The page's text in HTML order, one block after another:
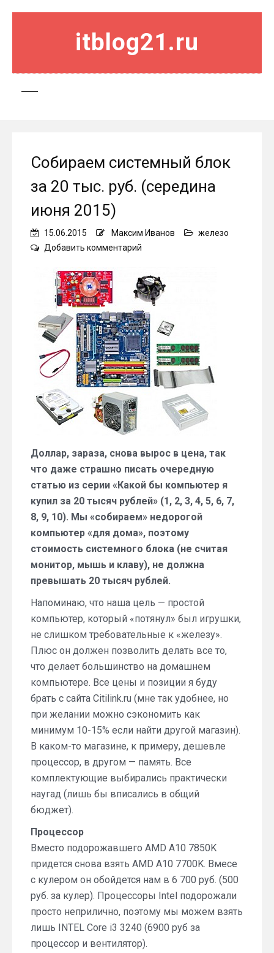
itblog21.ru
Собираем системный блок
за 20 тыс. руб. (середина
июня 2015)
15.06.2015 Максим Иванов
железо
Добавить комментарий
блок
за
20
тыс.
руб.
(середина
июня
2015)
Доллар, зараза, снова вырос в цена, так
что даже страшно писать очередную
статью из серии «Какой бы компьютер я
купил за 20 тысяч рублей» (1, 2, 3, 4, 5, 6, 7,
8, 9, 10). Мы «собираем» недорогой
компьютер «для дома», поэтому
стоимость системного блока (не считая
монитор, мышь и клаву), не должна
превышать 20 тысяч рублей.
Напоминаю, что наша цель — простой
компьютер, который «потянул» был игрушки,
не слишком требовательные к «железу».
Плюс он должен позволить делать все то,
что делает большинство на домашнем
компьютере. Все цены и позиции я буду
брать с сайта Citilink.ru (мне так удобнее, но
при желании можно сэкономить как
минимум 10-15% если найти другой магазин).
В каком-то магазине, к примеру, дешевле
процессор, в другом — память. Все
комплектующие выбирались практически
наугад (лишь бы вписались в общий
бюджет).
Процессор
Вместо подорожавшего AMD A10 7850K
придется снова взять AMD A10 7700K. Вмесе
с кулером он обойдется нам в 6 700 руб. (500
руб. за кулер). Процессоры Intel подорожали
просто неприлично, поэтому мы можем взять
лишь INTEL Core i3 3240 (6900 руб за
процессор и вентилятор).